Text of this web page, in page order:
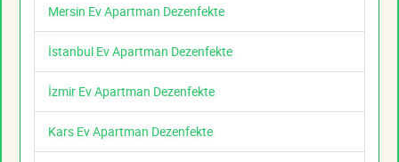
Mersin Ev Apartman Dezenfekte
İstanbul Ev Apartman Dezenfekte
İzmir Ev Apartman Dezenfekte
Kars Ev Apartman Dezenfekte